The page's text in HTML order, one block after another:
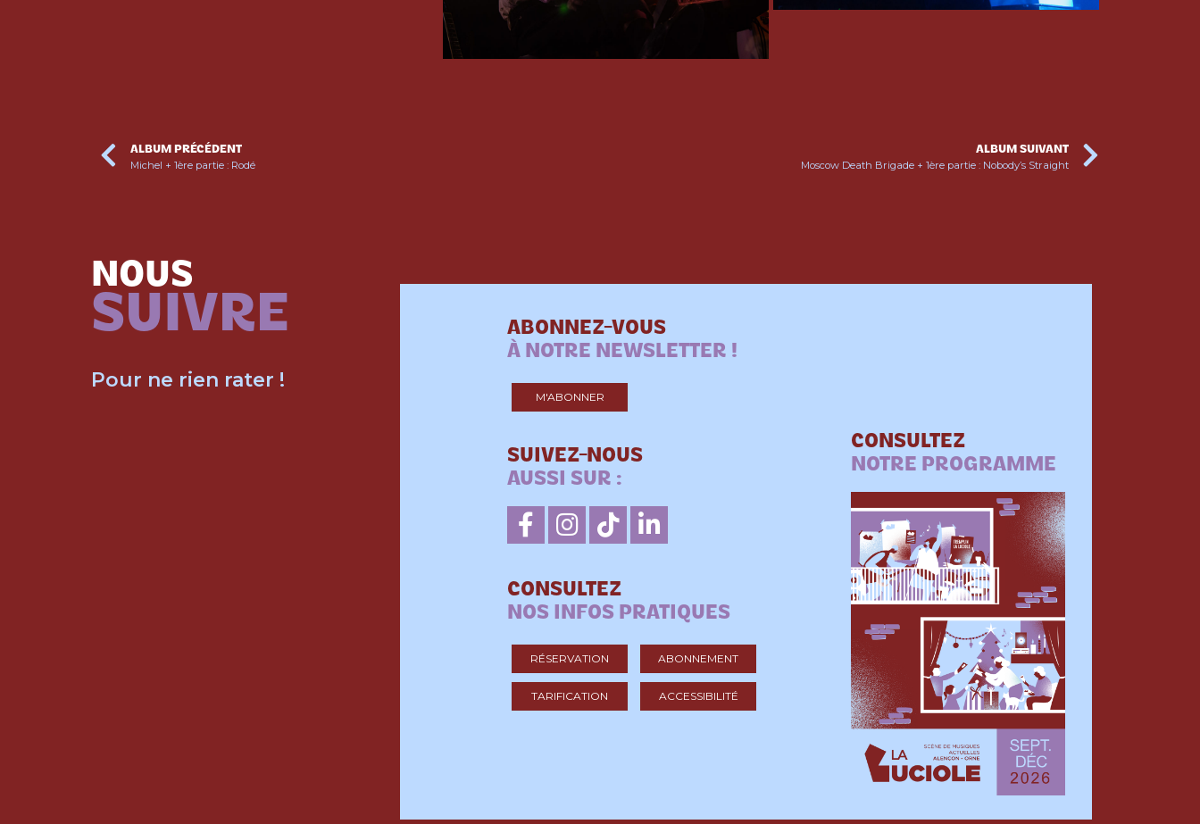
ALBUM PRÉCÉDENT
Michel + 1ère partie : Rodé
ALBUM SUIVANT
Moscow Death Brigade + 1ère partie : Nobody’s Straight
NOUS
SUIVRE
Pour ne rien rater !
ABONNEZ-VOUS
À NOTRE NEWSLETTER !
M'ABONNER
SUIVEZ-NOUS
AUSSI SUR :
CONSULTEZ
NOS INFOS PRATIQUES
RÉSERVATION ABONNEMENT
TARIFICATION ACCESSIBILITÉ
CONSULTEZ
NOTRE PROGRAMME